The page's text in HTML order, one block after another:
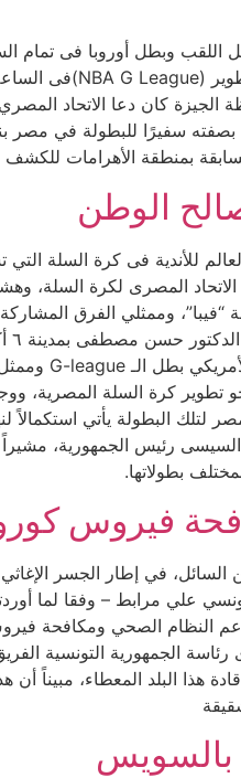
وستقام المباريات الثلاث في صالة حسن مصطفى في منطقة 6 أكتوبر
سفيرًا للبطولة في مصر
بمنطقة الأهرامات
الوطن
للأندية فى كرة السلة
المصرى لكرة السلة،
وممثلي الفرق المشاركة
تطوير كرة السلة المصرية،
البطولة يأتي استكمالاً
السيسى رئيس الجمهورية،
بطولاتها.
فيروس
الطبية اليوم السبت، إلى تونس العاصمة تشمل 160 طنا من
علي مرابط – وفقا لما أوردته
النظام الصحي ومكافحة
الجمهورية التونسية
هذا البلد المعطاء، مبيناً أن
بالسويس